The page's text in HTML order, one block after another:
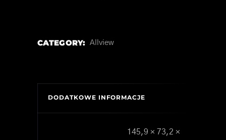
CATEGORY: Allview
DODATKOWE INFORMACJE
145,9 × 73,2 ×